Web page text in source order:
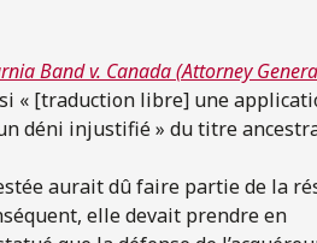
Band v. Canada (Attorney
« [traduction libre] une
déni injustifié » du titre
aurait dû faire partie de la
elle devait prendre en